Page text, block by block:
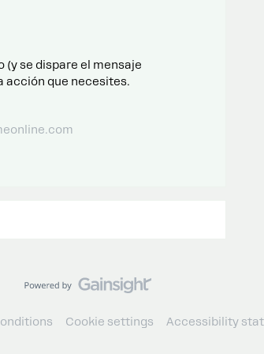
(y se dispare el mensaje
acción que necesites.
Cookie settings Accessibility